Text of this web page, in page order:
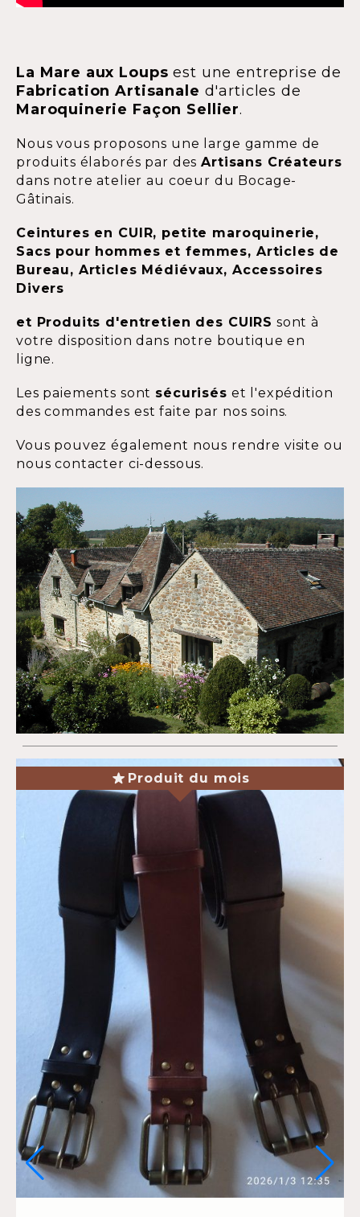
La Mare aux Loups est une entreprise de
Fabrication Artisanale d'articles de
Maroquinerie Façon Sellier.
Nous vous proposons une large gamme de
produits élaborés par desArtisans Créateurs
dans notre atelier au coeur du Bocage-
Gâtinais.
Ceintures en CUIR, petite maroquinerie,
Sacs pour hommes et femmes, Articles de
Bureau, Articles Médiévaux, Accessoires
Divers
et Produits d'entretien des CUIRS sont à
votre disposition dans notre boutique en
ligne.
Les paiements sont sécurisés et l'expédition
des commandes est faite par nos soins.
Vous pouvez également nous rendre visite ou
nous contacter ci-dessous.
Produit du mois